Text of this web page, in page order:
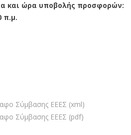
και ώρα υποβολής προσφορών:
π.μ.
Σύμβασης ΕΕΕΣ (xml)
Σύμβασης ΕΕΕΣ (pdf)